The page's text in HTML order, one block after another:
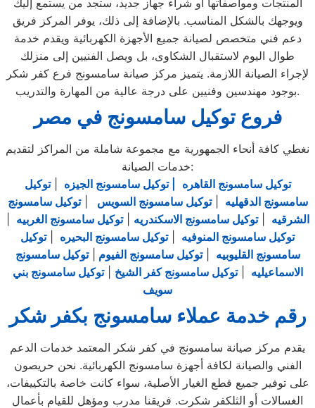
المنتجات ومواصفاتها أو شراء جهاز جديد، ستجد من يستمع إليك
ويوجهك بالشكل المناسب. بالإضافة إلى ذلك، يوفر المركز فريق
دعم فني متخصص لصيانة جميع الأجهزة الكهربائية ويقدم خدمة
طوال اليوم لاستقبال الشكاوى، بل ويصل الفنيين إلى منزلك
لإجراء الصيانة اللازمة. يتميز مركز صيانة سامسونج فرع كفر شكر
بوجود مهندسين وفنيين على درجة عالية من المهارة والتدريب.
فروع توكيل سامسونج في مصر
نغطي كافة أنحاء الجمهورية مع مجموعة شاملة من المراكز لتقديم
خدمات الصيانة:
توكيل سامسونج القاهره
| توكيل سامسونج الجيزه |توكيل
سامسونج الدقهليه
|توكيل سامسونج السويس |توكيل سامسونج
الشرقيه
|توكيل سامسونج الاسكندريه |توكيل سامسونج الغربيه
توكيل سامسونج المنوفيه
|توكيل سامسونج البحيره |توكيل
سامسونج القليوبيه
|توكيل سامسونج الفيوم |توكيل سامسونج
الاسماعيليه
|توكيل سامسونج كفر الشيخ |توكيل سامسونج بني
سويف
رقم خدمة عملاء سامسونج بكفر شكر
يقدم مركز صيانة سامسونج في كفر شكر المعتمد خدمات الدعم
الفني والصيانة لكافة أجهزة سامسونج الكهربائية. نحن حريصون
على توفير جميع قطع الغيار الأصلية، سواء كانت خاصة بالتكييفات،
الغسالات أو الثلكفر شكرت. فريقنا مدرب ومؤهل للقيام بأعمال